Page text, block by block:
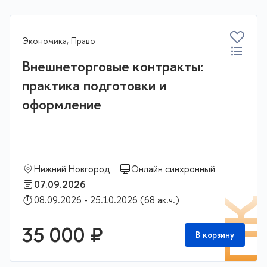
Экономика, Право
Внешнеторговые контракты:
практика подготовки и
оформление
Нижний Новгород
Онлайн синхронный
07.09.2026
08.09.2026 - 25.10.2026 (68 ак.ч.)
35 000 ₽ В корзину